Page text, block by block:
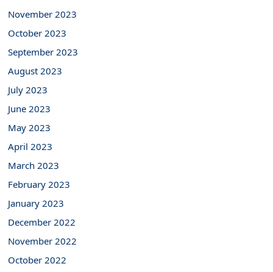
November 2023
October 2023
September 2023
August 2023
July 2023
June 2023
May 2023
April 2023
March 2023
February 2023
January 2023
December 2022
November 2022
October 2022